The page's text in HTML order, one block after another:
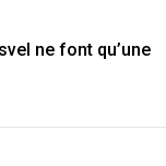
ne font qu’une